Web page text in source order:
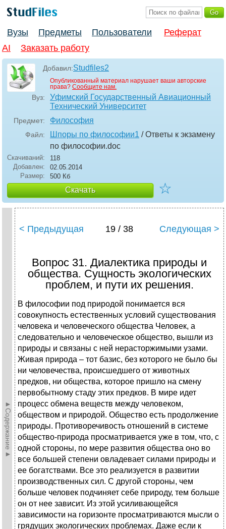
Вузы Предметы Пользователи
Реферат
AI
Заказать работу
Добавил:Studfiles2
Опубликованный материал нарушает ваши авторские
права? Сообщите нам.
Вуз:
Уфимский Государственный Авиационный
Технический Университет
Предмет: Философия
Файл: Шпоры по философии1 / Ответы к экзамену
по философии.doc
Скачиваний:
118
Добавлен:
02.05.2014
Размер:
500 Кб
Скачать ☆
►Содержание►
< Предыдущая 19 / 38 Следующая >
Вопрос 31. Диалектика природы и
общества. Сущность экологических
проблем, и пути их решения.
В философии под природой понимается вся
совокупность естественных условий существования
человека и человеческого общества Человек, а
следовательно и человеческое общество, вышли из
природы и связаны с ней нерасторжимыми узами.
Живая природа – тот базис, без которого не было бы
ни человечества, происшедшего от животных
предков, ни общества, которое пришло на смену
первобытному стаду этих предков. В мире идет
процесс обмена веществ между человеком,
обществом и природой. Общество есть продолжение
природы. Противоречивость отношений в системе
общество-природа просматривается уже в том, что, с
одной стороны, по мере развития общества оно во
все большей степени овладевает силами природы и
ее богатствами. Все это реализуется в развитии
производственных сил. С другой стороны, чем
больше человек подчиняет себе природу, тем больше
он от нее зависит. Из этой усиливающейся
зависимости на горизонте просматриваются мысли о
грядущих экологических проблемах. Даже если к